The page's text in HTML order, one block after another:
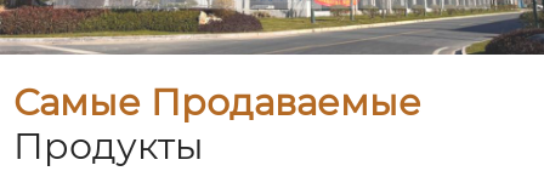
Самые Продаваемые
Продукты